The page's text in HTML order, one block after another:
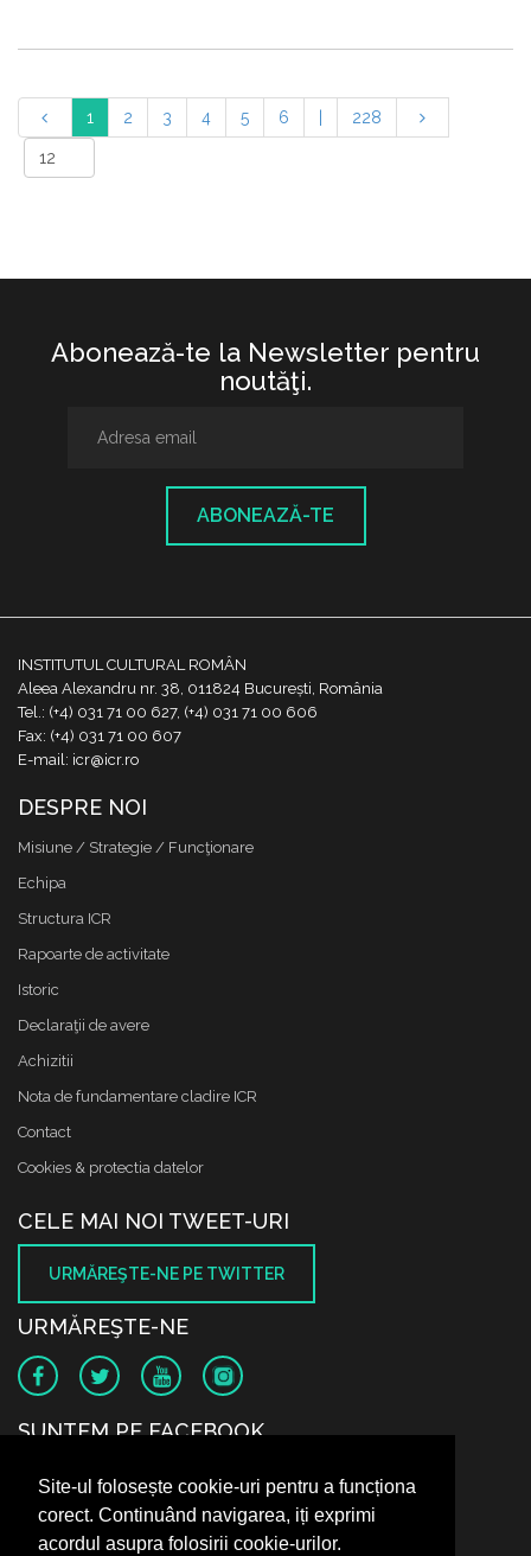
Site-ul folosește cookie-uri pentru a funcționa
corect. Continuând navigarea, iți exprimi
acordul asupra folosirii cookie-urilor.
1 2 3 4 5 6 228
Abonează-te la Newsletter pentru
noutăţi.
ABONEAZĂ-TE
INSTITUTUL CULTURAL ROMÂN
Aleea Alexandru nr. 38, 011824 București, România
Tel.: (+4) 031 71 00 627, (+4) 031 71 00 606
Fax: (+4) 031 71 00 607
E-mail: icr@icr.ro
DESPRE NOI
Misiune / Strategie / Funcţionare
Echipa
Structura ICR
Rapoarte de activitate
Istoric
Declaraţii de avere
Achizitii
Nota de fundamentare cladire ICR
Contact
Cookies & protectia datelor
CELE MAI NOI TWEET-URI
URMĂREŞTE-NE PE TWITTER
URMĂREŞTE-NE
SUNTEM PE FACEBOOK